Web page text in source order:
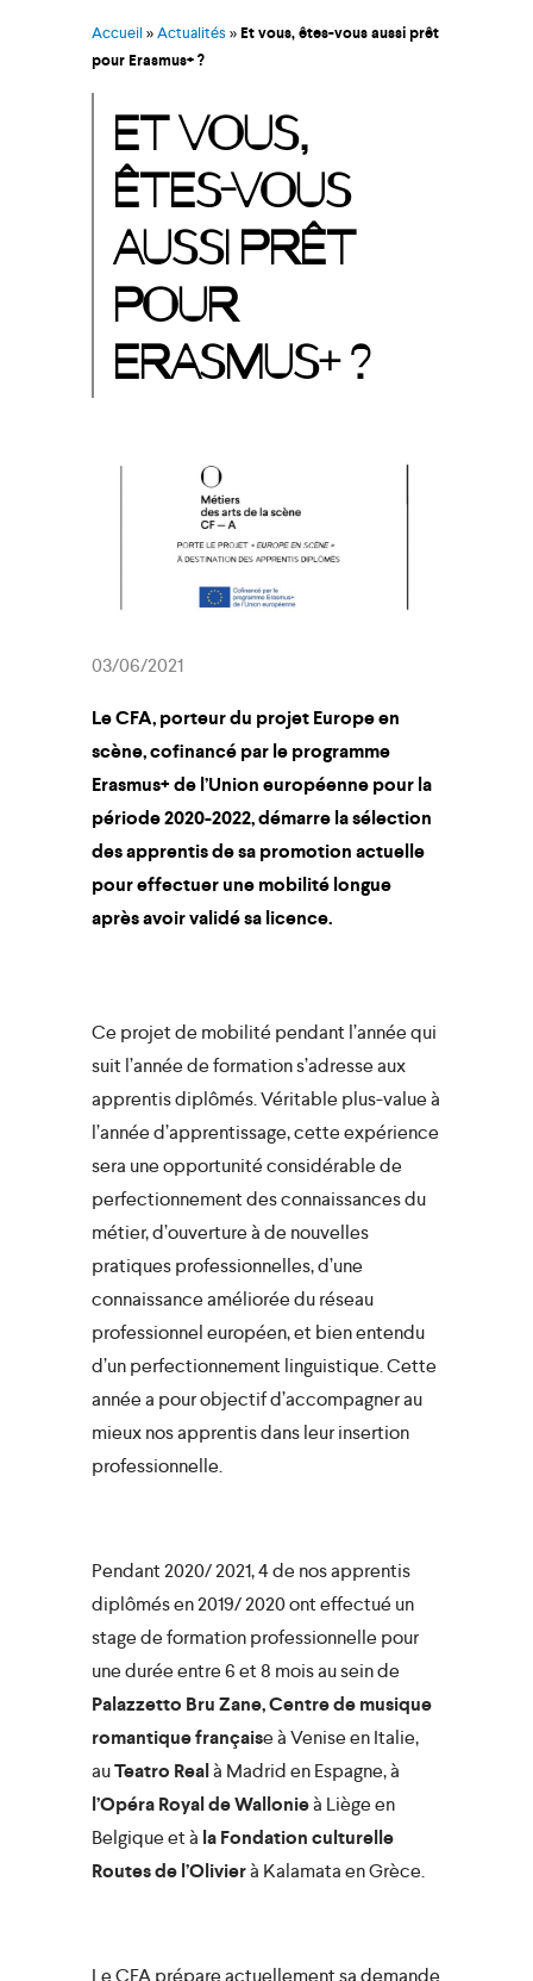
close
Accueil»Actualités»Et vous, êtes-vous aussi prêt
pour Erasmus+ ?
ET VOUS,
ÊTES-VOUS
AUSSI PRÊT
POUR
ERASMUS+ ?
03/06/2021
Le CFA, porteur du projetEurope en
scène,cofinancé par le programme
Erasmus+ de l’Union européenne pour la
période 2020-2022, démarre la sélection
des apprentis de sa promotion actuelle
pour effectuer une mobilité longue
après avoir validé sa licence.
Ce projet de mobilité pendant l’année qui
suit l’année de formation s’adresse aux
apprentis diplômés. Véritable plus-value à
l’année d’apprentissage, cette expérience
sera une opportunité considérable de
perfectionnement des connaissances du
métier, d’ouverture à de nouvelles
pratiques professionnelles, d’une
connaissance améliorée du réseau
professionnel européen, et bien entendu
d’un perfectionnement linguistique. Cette
année a pour objectif d’accompagner au
mieux nos apprentis dans leur insertion
professionnelle.
Pendant 2020/ 2021, 4 de nos apprentis
diplômés en 2019/ 2020 ont effectué un
stage de formation professionnelle pour
une durée entre 6 et 8 mois au sein de
Palazzetto Bru Zane, Centre de musique
romantique française à Venise en Italie,
auTeatro Realà Madrid en Espagne, à
l’Opéra Royal de Wallonieà Liège en
Belgique et à la Fondation culturelle
Routes de l’Olivierà Kalamata en Grèce.
Le CFA prépare actuellement sa demande